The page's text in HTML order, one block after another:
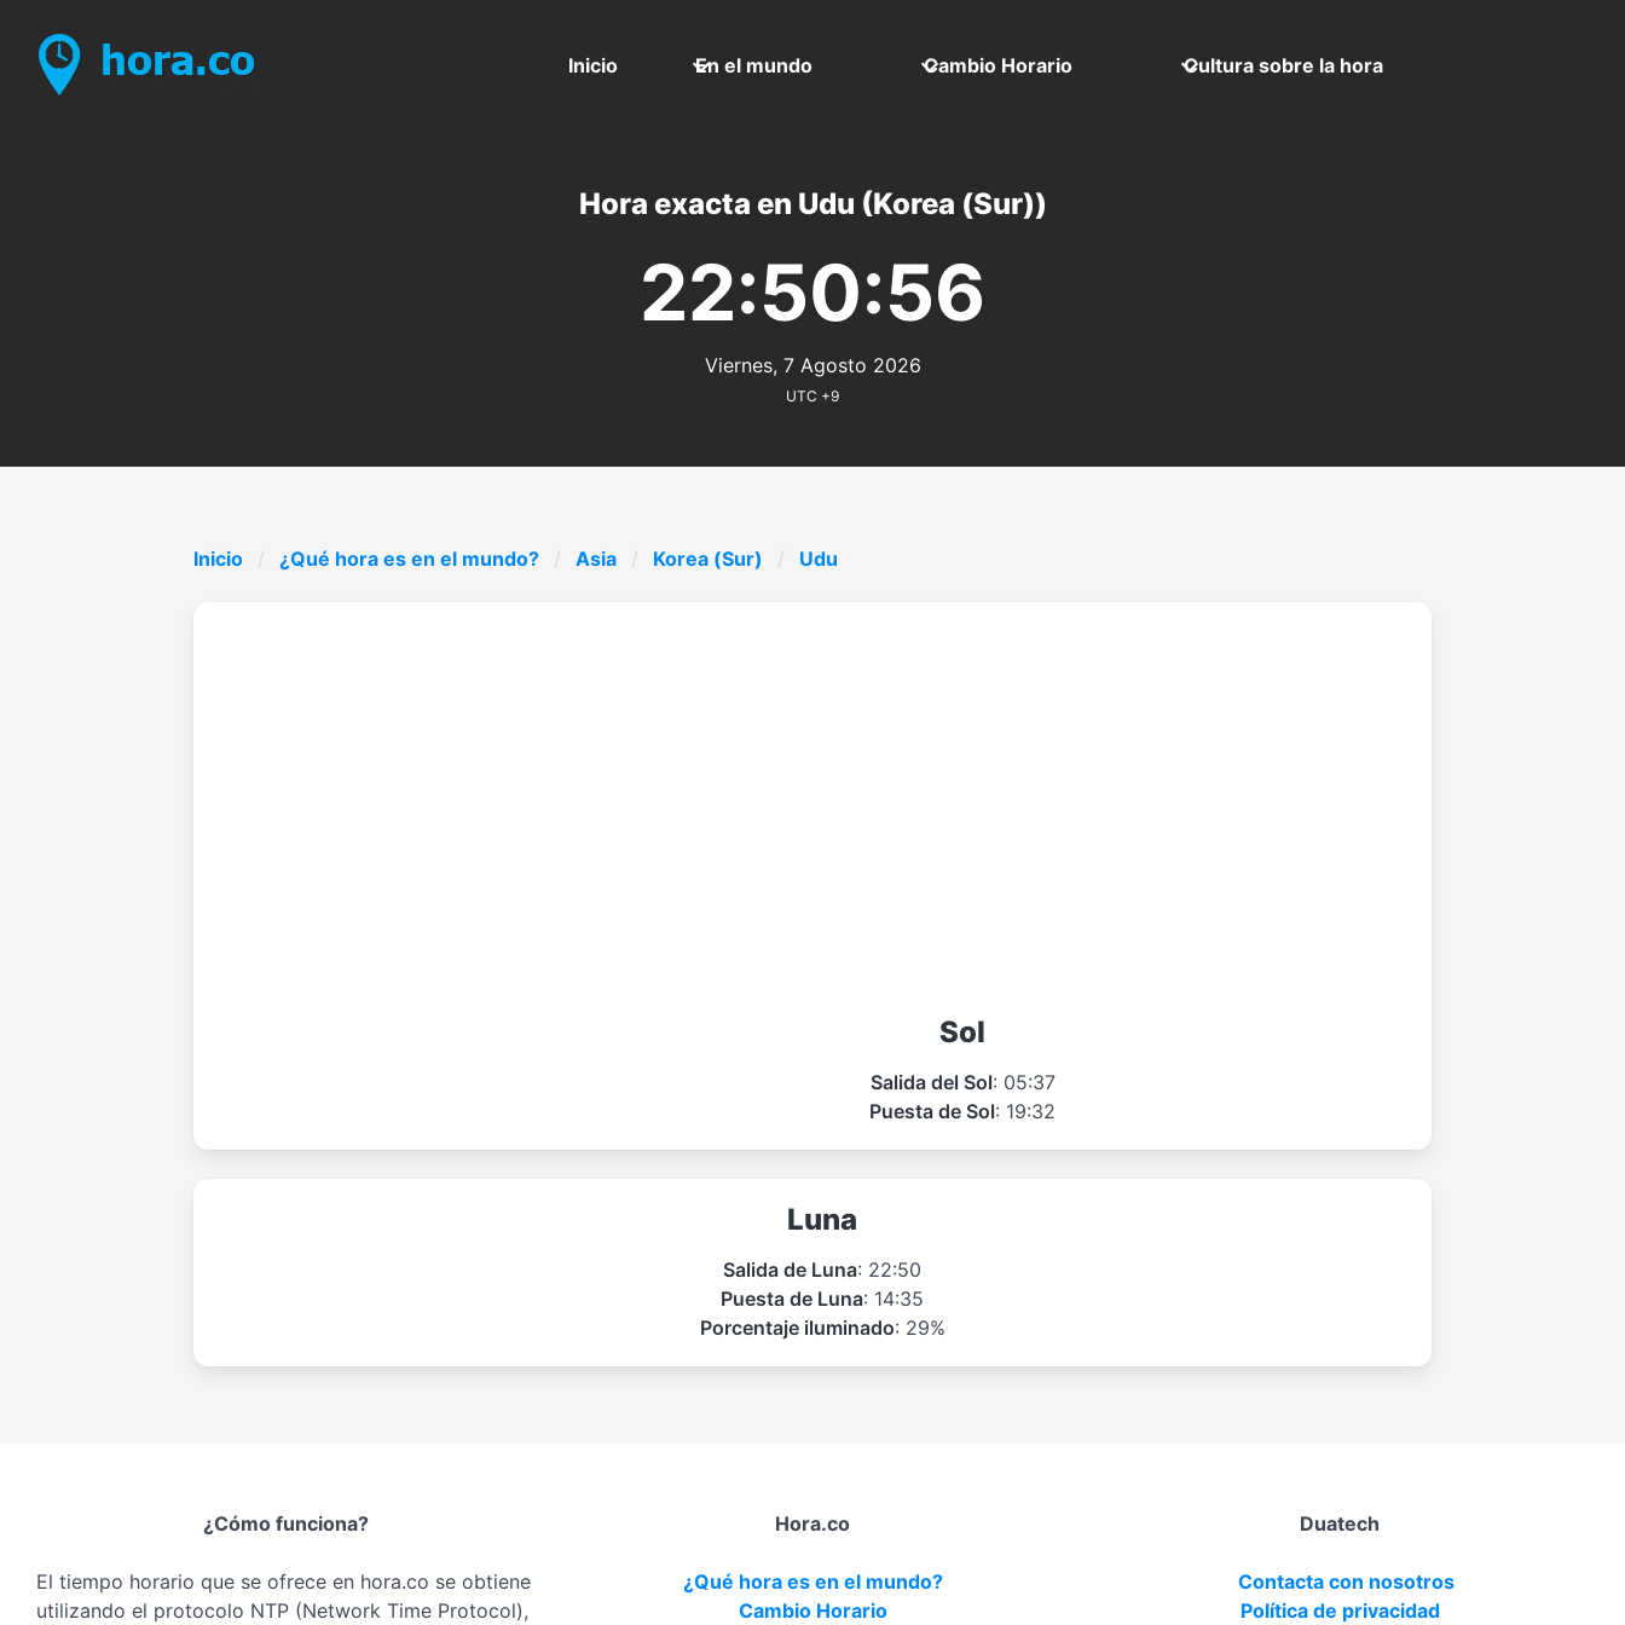
Inicio En el mundo Cambio Horario Cultura sobre la hora
Hora exacta en Udu (Korea (Sur))
22:50:56
Viernes, 7 Agosto 2026
UTC +9
Inicio ¿Qué hora es en el mundo? Asia Korea (Sur) Udu
Sol
Salida del Sol: 05:37
Puesta de Sol: 19:32
Luna
Salida de Luna: 22:50
Puesta de Luna: 14:35
Porcentaje iluminado: 29%
¿Cómo funciona?
El tiempo horario que se ofrece en hora.co se obtiene
utilizando el protocolo NTP (Network Time Protocol),
Hora.co
¿Qué hora es en el mundo?
Cambio Horario
Duatech
Contacta con nosotros
Política de privacidad